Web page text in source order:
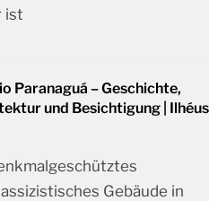
ist
Paranaguá – Geschichte,
und Besichtigung | Ilhéus
Gebäude in